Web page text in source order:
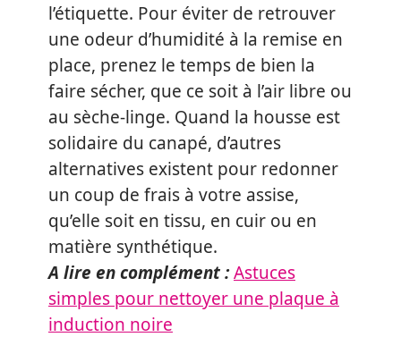
l’étiquette. Pour éviter de retrouver
une odeur d’humidité à la remise en
place, prenez le temps de bien la
faire sécher, que ce soit à l’air libre ou
au sèche-linge. Quand la housse est
solidaire du canapé, d’autres
alternatives existent pour redonner
un coup de frais à votre assise,
qu’elle soit en tissu, en cuir ou en
matière synthétique.
A lire en complément :Astuces
simples pour nettoyer une plaque à
induction noire